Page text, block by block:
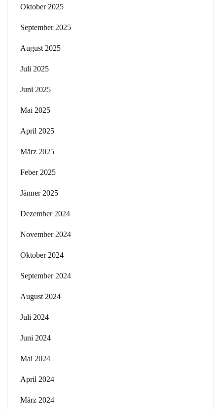
Oktober 2025
September 2025
August 2025
Juli 2025
Juni 2025
Mai 2025
April 2025
März 2025
Feber 2025
Jänner 2025
Dezember 2024
November 2024
Oktober 2024
September 2024
August 2024
Juli 2024
Juni 2024
Mai 2024
April 2024
März 2024